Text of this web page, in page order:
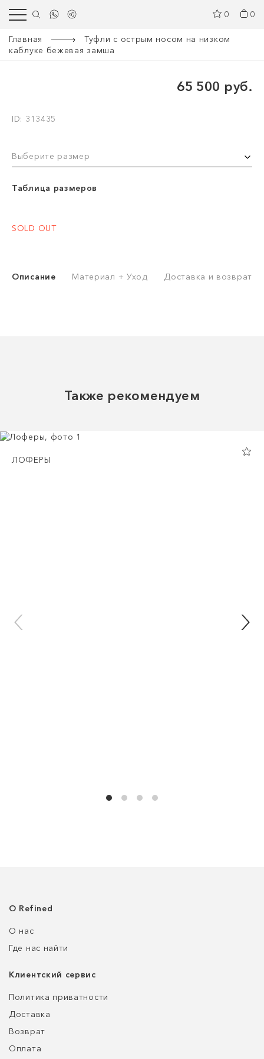
0 0
Главная
Туфли с острым носом на низком
каблуке бежевая замша
65 500 руб.
ID: 313435
Выберите размер
Таблица размеров
SOLD OUT
Описание Материал + Уход Доставка и возврат
Также рекомендуем
ЛОФЕРЫ
О Refined
О нас
Где нас найти
Клиентский сервис
Политика приватности
Доставка
Возврат
Оплата